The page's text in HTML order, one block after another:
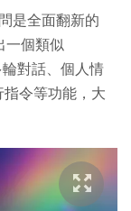
是全面翻新的
一個類似
對話、個人情
令等功能，大